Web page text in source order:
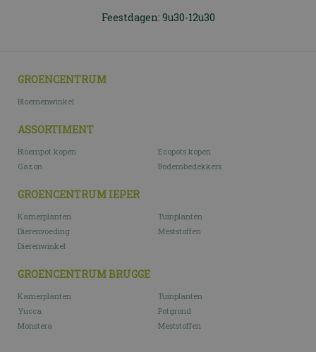
Feestdagen: 9u30-12u30
GROENCENTRUM
Bloemenwinkel
ASSORTIMENT
Bloempot kopen
Ecopots kopen
Gazon
Bodembedekkers
GROENCENTRUM IEPER
Kamerplanten
Tuinplanten
Dierenvoeding
Meststoffen
Dierenwinkel
GROENCENTRUM BRUGGE
Kamerplanten
Tuinplanten
Yucca
Potgrond
Monstera
Meststoffen